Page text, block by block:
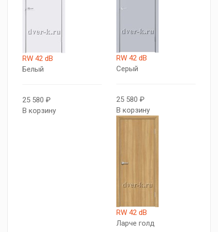
RW 42 dB
Белый
25 580 ₽
В корзину
RW 42 dB
Серый
25 580 ₽
В корзину
RW 42 dB
Ларче голд